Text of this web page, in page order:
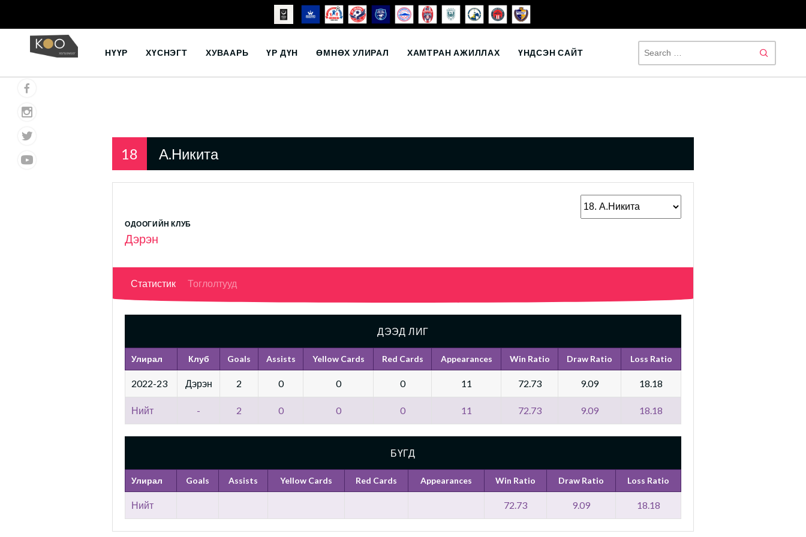
НҮҮР ХҮСНЭГТ ХУВААРЬ ҮР ДҮН ӨМНӨХ УЛИРАЛ ХАМТРАН АЖИЛЛАХ ҮНДСЭН САЙТ
18 А.Никита
ОДООГИЙН КЛУБ
Дэрэн
Статистик Тоглолтууд
ДЭЭД ЛИГ
Улирал Клуб Goals Assists Yellow Cards Red Cards Appearances Win Ratio Draw Ratio Loss Ratio
2022-23 Дэрэн 2 0 0 0 11 72.73 9.09 18.18
Нийт - 2 0 0 0 11 72.73 9.09 18.18
БҮГД
Улирал Goals Assists Yellow Cards Red Cards Appearances Win Ratio Draw Ratio Loss Ratio
Нийт 72.73 9.09 18.18